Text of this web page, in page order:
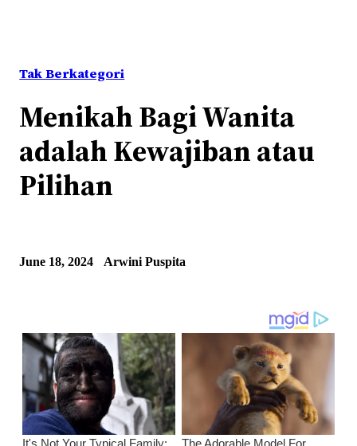
Tak Berkategori
Menikah Bagi Wanita
adalah Kewajiban atau
Pilihan
June 18, 2024 Arwini Puspita